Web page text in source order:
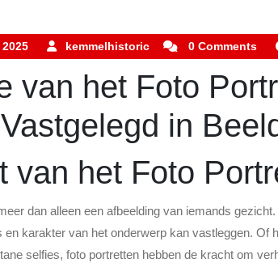
03
december
2025
kemmelhistoric kemmelhistoric
0 Comments
van het Foto
in
van het Foto
dan alleen een afbeelding van iemands
en karakter van het onderwerp kan vastleggen. Of
selfies, foto portretten hebben de kracht om